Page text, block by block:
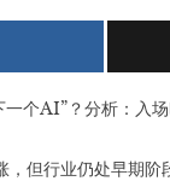
但行业仍处早期